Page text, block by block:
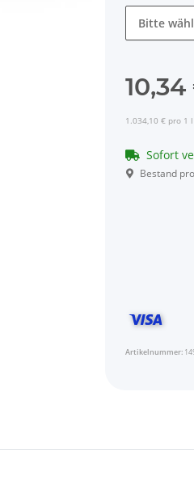
Bitte
1.034,10 € pro 1 l
Sofort
Bestand
Artikelnummer: